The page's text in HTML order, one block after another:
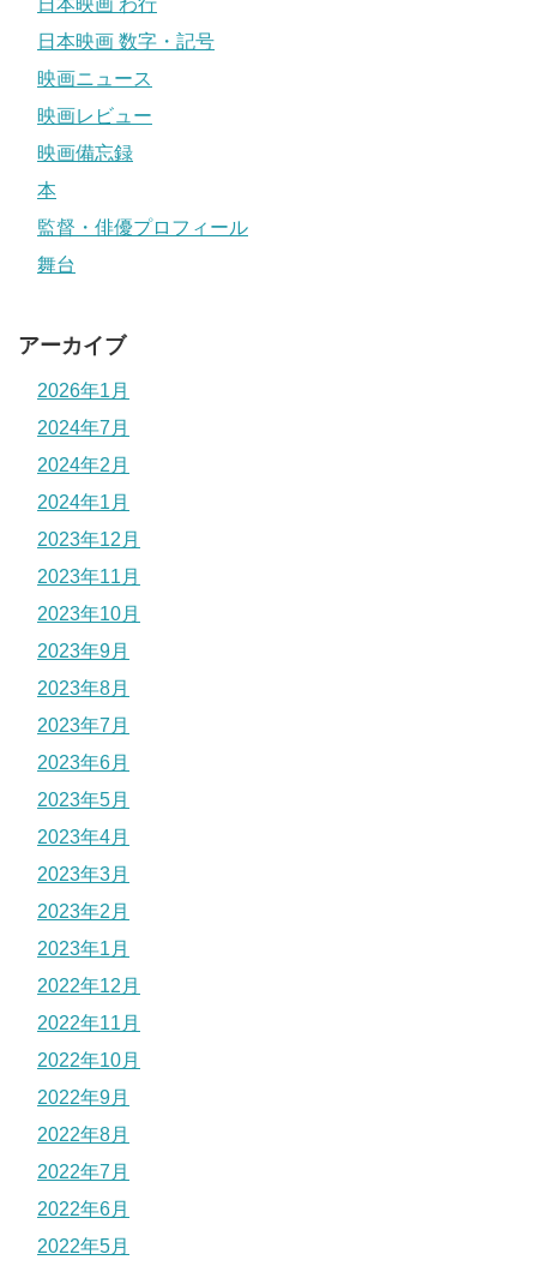
日本映画 わ行
日本映画 数字・記号
映画ニュース
映画レビュー
映画備忘録
本
監督・俳優プロフィール
舞台
アーカイブ
2026年1月
2024年7月
2024年2月
2024年1月
2023年12月
2023年11月
2023年10月
2023年9月
2023年8月
2023年7月
2023年6月
2023年5月
2023年4月
2023年3月
2023年2月
2023年1月
2022年12月
2022年11月
2022年10月
2022年9月
2022年8月
2022年7月
2022年6月
2022年5月